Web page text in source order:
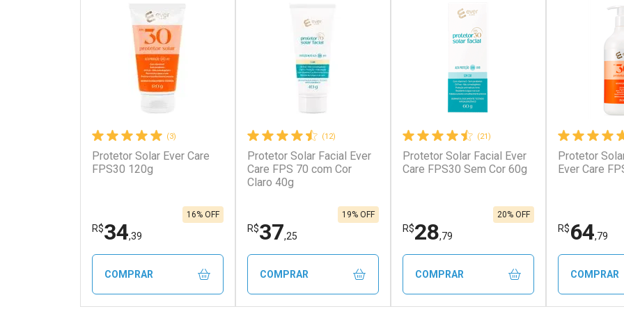
Ativar Desconto
Por R$ 99,90/cada
Por R$ 99,90/cada
Ativar Desconto
Por R$ 94,90/cada
Por R$ 94,90/cada
Ativar Desconto
Por R$ 285,90/cada
Por R$ 285,90/cada
Ativar
Por R$
Por R$
(3)
Protetor Solar Ever Care
FPS30 120g
R$34,39
16% OFF
COMPRAR
(12)
Protetor Solar Facial Ever
Care FPS 70 com Cor
Claro 40g
R$37,25
19% OFF
COMPRAR
(21)
Protetor Solar Facial Ever
Care FPS30 Sem Cor 60g
R$28,79
20% OFF
COMPRAR
Protetor
Ever Care
R$64,79
COMPRAR